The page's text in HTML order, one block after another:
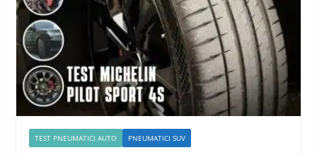
TEST PNEUMATICI AUTO PNEUMATICI SUV